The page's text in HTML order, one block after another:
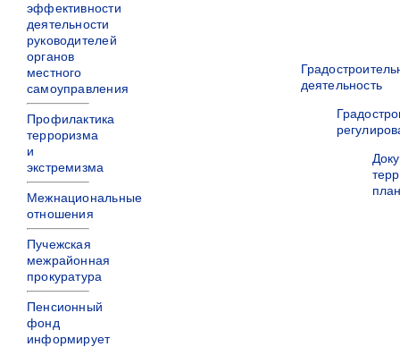
эффективности
деятельности
руководителей
органов
местного
самоуправления
Профилактика
терроризма
и
экстремизма
Межнациональные
отношения
Пучежская
межрайонная
прокуратура
Пенсионный
фонд
информирует
деятельность